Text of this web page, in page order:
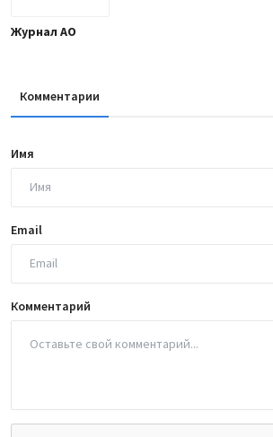
Журнал АО
Комментарии
Имя
Email
Комментарий